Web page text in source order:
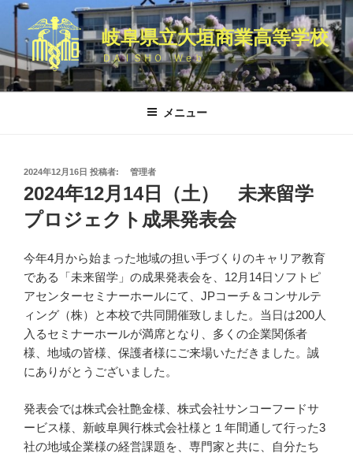
テ
ン
ツ
岐阜県立大垣商業高等学校
ＤＡＩＳＨＯ Ｗｅｂ
メニュー
投
稿
日:
2024年12月16日 投稿者: 管理者
2024年12月14日（土） 未来留学
プロジェクト成果発表会
今年4月から始まった地域の担い手づくりのキャリア教育
である「未来留学」の成果発表会を、12月14日ソフトピ
アセンターセミナーホールにて、JPコーチ＆コンサルテ
ィング（株）と本校で共同開催致しました。当日は200人
入るセミナーホールが満席となり、多くの企業関係者
様、地域の皆様、保護者様にご来場いただきました。誠
にありがとうございました。
発表会では株式会社艶金様、株式会社サンコーフードサ
ービス様、新岐阜興行株式会社様と１年間通して行った3
社の地域企業様の経営課題を、専門家と共に、自分たち